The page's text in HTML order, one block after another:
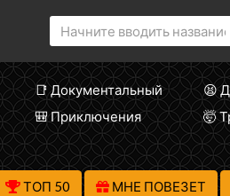
📑 Документальный
😫
🎒 Приключения
🤯
ТОП 50 МНЕ ПОВЕЗЕТ